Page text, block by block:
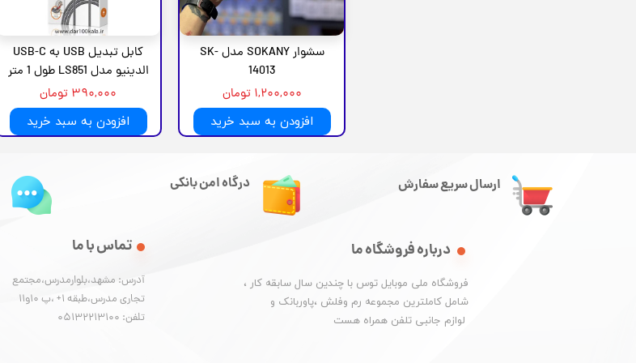
سشوار SOKANY مدل SK-
14013
۱,۲۰۰,۰۰۰ تومان
افزودن به سبد خرید
کابل تبدیل USB به USB-C
الدینیو مدل LS851 طول 1 متر
۳۹۰,۰۰۰ تومان
افزودن به سبد خرید
ارسال سریع سفارش
درباره فروشگاه ما
​فروشگاه ملی موبایل توس با چندین سال سابقه کار ،
شامل کاملترین مجموعه رم وفلش ،پاوربانک و
​​​​​​​ لوازم جانبی تلفن همراه هست
تماس با ما
آدرس: مشهد،بلوارمدرس،مجتمع
تجاری مدرس،طبقه 1+ ،پ 10و11
تلفن: 05132213100
درگاه امن بانکی